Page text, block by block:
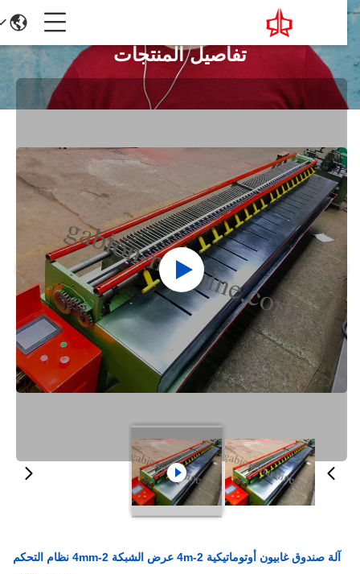
تفاصيل المنتجات
آلة صندوق غابيون أوتوماتيكية 2-4m عرض الشبكة 2-4mm نظام التحكم